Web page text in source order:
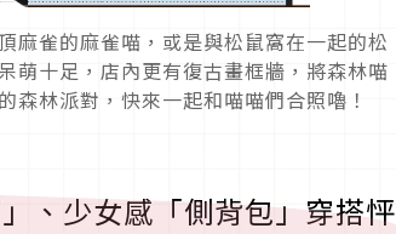
麻雀的麻雀喵，或是與松鼠窩在一起的松
萌十足，店內更有復古畫框牆，將森林喵
林派對，快來一起和喵喵們合照嚕！
、少女感「側背包」穿搭怦